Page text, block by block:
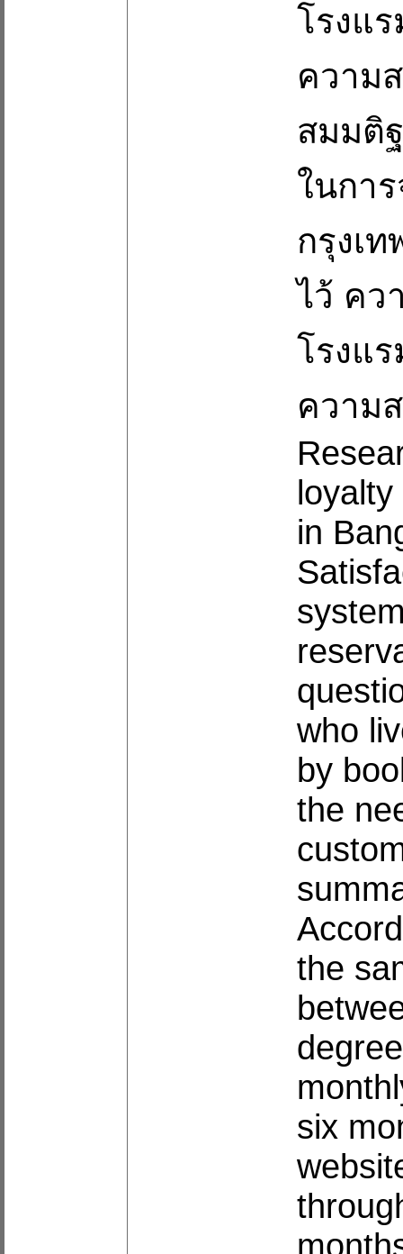
โรงแ
ความ
สมมติ
ในกา
กรุงเ
ไว้ คว
โรงแ
ความ
in
who
by
the
the
six